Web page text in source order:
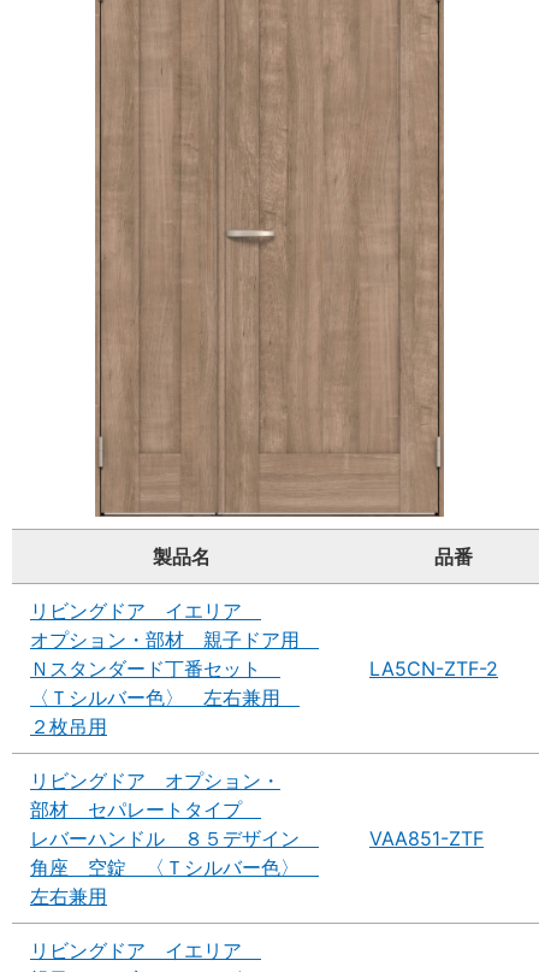
製品名 品番
リビングドア イエリア
オプション・部材 親子ドア用
Ｎスタンダード丁番セット
〈Ｔシルバー色〉 左右兼用
２枚吊用
LA5CN-ZTF-2
リビングドア オプション・
部材 セパレートタイプ
レバーハンドル ８５デザイン
角座 空錠 〈Ｔシルバー色〉
左右兼用
VAA851-ZTF
リビングドア イエリア